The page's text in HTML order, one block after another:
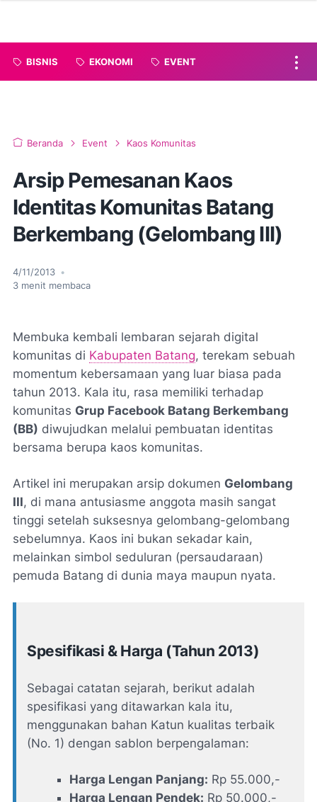
BISNIS EKONOMI EVENT
Beranda Event Kaos Komunitas
Arsip Pemesanan Kaos
Identitas Komunitas Batang
Berkembang (Gelombang III)
4/11/2013 •
3 menit membaca
Membuka kembali lembaran sejarah digital
komunitas di Kabupaten Batang, terekam sebuah
momentum kebersamaan yang luar biasa pada
tahun 2013. Kala itu, rasa memiliki terhadap
komunitas Grup Facebook Batang Berkembang
(BB) diwujudkan melalui pembuatan identitas
bersama berupa kaos komunitas.
Artikel ini merupakan arsip dokumen Gelombang
III, di mana antusiasme anggota masih sangat
tinggi setelah suksesnya gelombang-gelombang
sebelumnya. Kaos ini bukan sekadar kain,
melainkan simbol seduluran (persaudaraan)
pemuda Batang di dunia maya maupun nyata.
Spesifikasi & Harga (Tahun 2013)
Sebagai catatan sejarah, berikut adalah
spesifikasi yang ditawarkan kala itu,
menggunakan bahan Katun kualitas terbaik
(No. 1) dengan sablon berpengalaman:
Harga Lengan Panjang: Rp 55.000,-
Harga Lengan Pendek: Rp 50.000,-